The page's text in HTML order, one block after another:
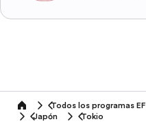
home Todos los programas EF
Japón
Tokio